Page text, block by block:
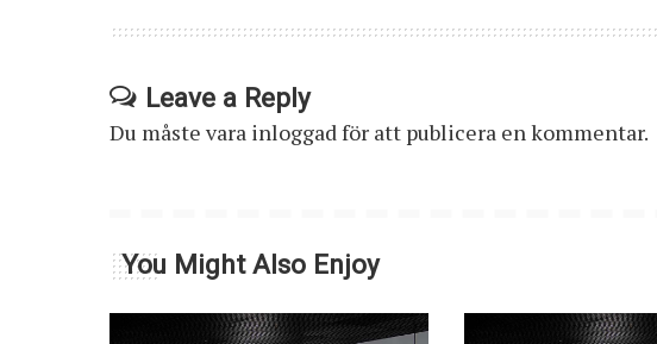
Leave a Reply
Du måste vara inloggadför att publicera en kommentar.
You Might Also Enjoy